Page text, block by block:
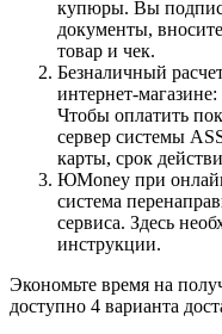
купюры. Вы
документы,
товар и чек.
Безналичный
интернет-
Чтобы оплатить
сервер системы
карты, срок
ЮMoney при
система
сервиса. Здесь
инструкции.
Экономьте время на
доступно 4 варианта